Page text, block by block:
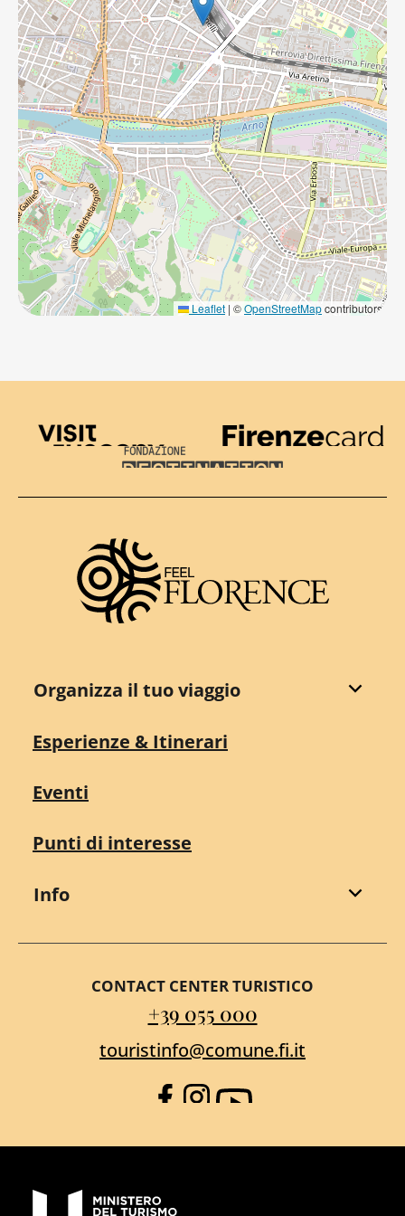
Leaflet | ©OpenStreetMapcontributors
Visit Tuscany
Firenze Card
Destination Florence
Organizza il tuo viaggio
Esperienze & Itinerari
Eventi
Punti di interesse
Info
CONTACT CENTER TURISTICO
+39 055 000
touristinfo@comune.fi.it
Facebook
Instagram
YouTube